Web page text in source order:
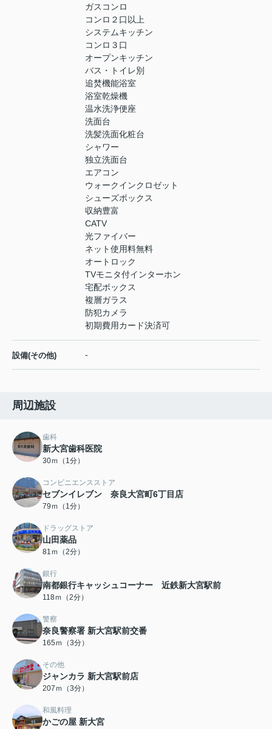
ガスコンロ
コンロ２口以上
システムキッチン
コンロ３口
オープンキッチン
バス・トイレ別
追焚機能浴室
浴室乾燥機
温水洗浄便座
洗面台
洗髪洗面化粧台
シャワー
独立洗面台
エアコン
ウォークインクロゼット
シューズボックス
収納豊富
CATV
光ファイバー
ネット使用料無料
オートロック
TVモニタ付インターホン
宅配ボックス
複層ガラス
防犯カメラ
初期費用カード決済可
設備(その他) -
周辺施設
歯科
新大宮歯科医院
30ｍ（1分）
コンビニエンスストア
セブンイレブン 奈良大宮町6丁目店
79ｍ（1分）
ドラッグストア
山田薬品
81ｍ（2分）
銀行
南都銀行キャッシュコーナー 近鉄新大宮駅前
118ｍ（2分）
警察
奈良警察署 新大宮駅前交番
165ｍ（3分）
その他
ジャンカラ 新大宮駅前店
207ｍ（3分）
和風料理
かごの屋 新大宮